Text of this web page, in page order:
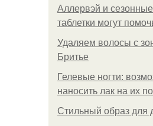
Аллервэй и
таблетки могут
Удаляем волосы с
Бритье
Гелевые ногти:
наносить лак на их
Стильный образ для